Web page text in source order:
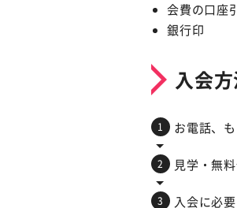
会費の口座
銀行印
入会
お電話、
見学・無
入会に必